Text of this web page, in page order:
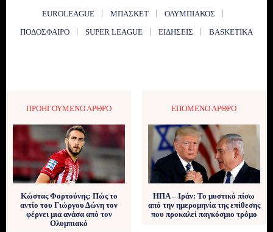
EUROLEAGUE ΜΠΆΣΚΕΤ
ΟΛΥΜΠΙΑΚΌΣ
ΠΟΔΌΣΦΑΙΡΟ
SUPER LEAGUE ΕΙΔΉΣΕΙΣ BASKETIKA
ΠΡΟΗΓΟΎΜΕΝΟ ΆΡΘΡΟ
Κώστας Φορτούνης: Πώς το
αντίο του Γιώργου Δώνη τον
φέρνει μια ανάσα από τον
Ολυμπιακό
ΕΠΌΜΕΝΟ ΆΡΘΡΟ
ΗΠΑ – Ιράν: Το μυστικό πίσω
από την ημερομηνία της επίθεσης
που προκαλεί παγκόσμιο τρόμο